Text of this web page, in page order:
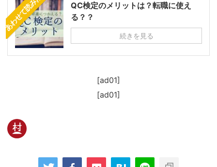
あわせて読みたい
QC検定のメリットは？転職に使え
る？？
続きを見る
[ad01]
[ad01]